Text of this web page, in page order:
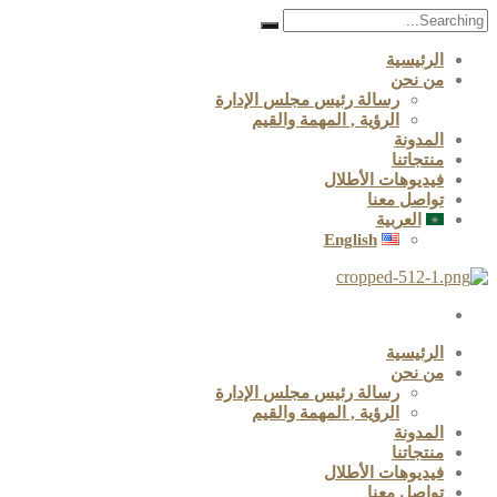
Search
for:
الرئيسية
من نحن
رسالة رئيس مجلس الإدارة
الرؤية , المهمة والقيم
المدونة
منتجاتنا
فيديوهات الأطلال
تواصل معنا
العربية
English
الرئيسية
من نحن
رسالة رئيس مجلس الإدارة
الرؤية , المهمة والقيم
المدونة
منتجاتنا
فيديوهات الأطلال
تواصل معنا